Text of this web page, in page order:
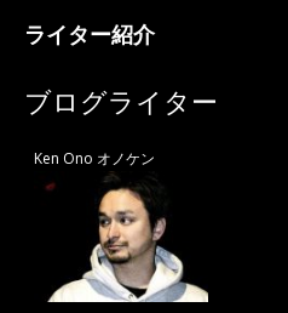
ライター紹介
ブログライター
Ken Ono オノケン